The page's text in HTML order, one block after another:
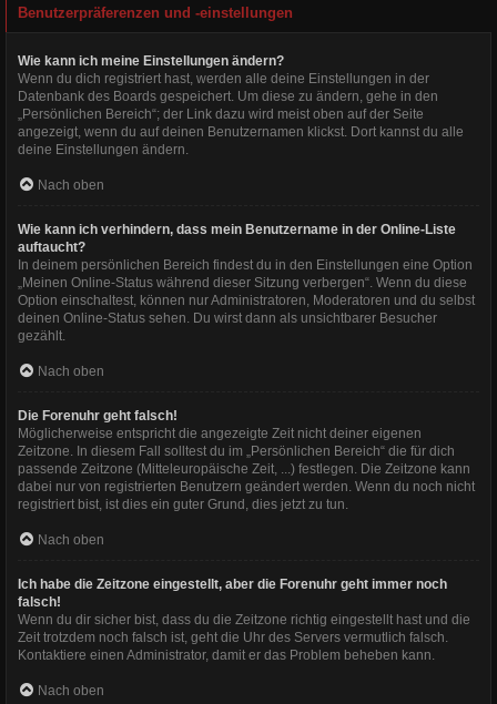
Benutzerpräferenzen und -einstellungen
Wie kann ich meine Einstellungen ändern?
Wenn du dich registriert hast, werden alle deine Einstellungen in der
Datenbank des Boards gespeichert. Um diese zu ändern, gehe in den
„Persönlichen Bereich“; der Link dazu wird meist oben auf der Seite
angezeigt, wenn du auf deinen Benutzernamen klickst. Dort kannst du alle
deine Einstellungen ändern.
Nach oben
Wie kann ich verhindern, dass mein Benutzername in der Online-Liste
auftaucht?
In deinem persönlichen Bereich findest du in den Einstellungen eine Option
„Meinen Online-Status während dieser Sitzung verbergen“. Wenn du diese
Option einschaltest, können nur Administratoren, Moderatoren und du selbst
deinen Online-Status sehen. Du wirst dann als unsichtbarer Besucher
gezählt.
Nach oben
Die Forenuhr geht falsch!
Möglicherweise entspricht die angezeigte Zeit nicht deiner eigenen
Zeitzone. In diesem Fall solltest du im „Persönlichen Bereich“ die für dich
passende Zeitzone (Mitteleuropäische Zeit, ...) festlegen. Die Zeitzone kann
dabei nur von registrierten Benutzern geändert werden. Wenn du noch nicht
registriert bist, ist dies ein guter Grund, dies jetzt zu tun.
Nach oben
Ich habe die Zeitzone eingestellt, aber die Forenuhr geht immer noch
falsch!
Wenn du dir sicher bist, dass du die Zeitzone richtig eingestellt hast und die
Zeit trotzdem noch falsch ist, geht die Uhr des Servers vermutlich falsch.
Kontaktiere einen Administrator, damit er das Problem beheben kann.
Nach oben